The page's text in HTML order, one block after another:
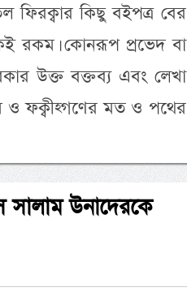
ফিরক্বার কিছু বইপত্র বের
রকম। কোনরূপ প্রভেদ বা
উক্ত বক্তব্য এবং লেখা
ও ফক্বীহ্গণের মত ও পথের
উনাদেরকে